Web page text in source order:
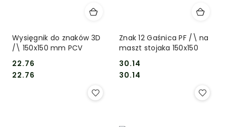
Wysięgnik do znaków 3D
/\ 150x150 mm PCV
Cena:
22.76
Cena:
22.76
Znak 12 Gaśnica PF /\ na
maszt stojaka 150x150
Cena:
30.14
Cena:
30.14